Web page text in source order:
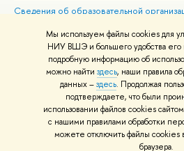
Мы используем файлы cookies для
НИУ ВШЭ и большего удобства его
подробную информацию об
можно найти здесь, наши правила
данных –здесь. Продолжая
подтверждаете, что были
использовании файлов cookies
с нашими правилами обработки
можете отключить файлы cookies
браузера.
Сведения об образовательной
Людям с ограниченными возможностями
Единая платежная страница
Работа в Вышке
© НИУ ВШЭ 1993–2026 Адреса и
материалов Политика
Шрифты HSE Sans и HSE Slab